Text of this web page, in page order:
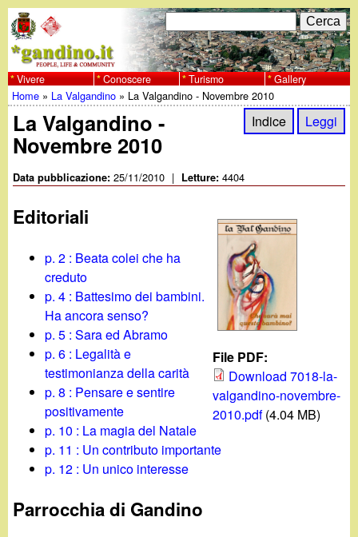
al
contenuto
principale
w
w
w
.
.
F
o
r
i
i
c
r
c
C
e
r
c
a
Vivere Conoscere Turismo Gallery
Tu
sei
qui
Home » La Valgandino » La Valgandino - Novembre 2010
Indice Leggi
La Valgandino -
Novembre 2010
Data pubblicazione:25/11/2010 | Letture:4404
File PDF:
Download 7018-la-
valgandino-novembre-
2010.pdf (4.04 MB)
Editoriali
p. 2 : Beata colei che ha
creduto
p. 4 : Battesimo dei bambini.
Ha ancora senso?
p. 5 : Sara ed Abramo
p. 6 : Legalità e
testimonianza della carità
p. 8 : Pensare e sentire
positivamente
p. 10 : La magia del Natale
p. 11 : Un contributo importante
p. 12 : Un unico interesse
Parrocchia di Gandino